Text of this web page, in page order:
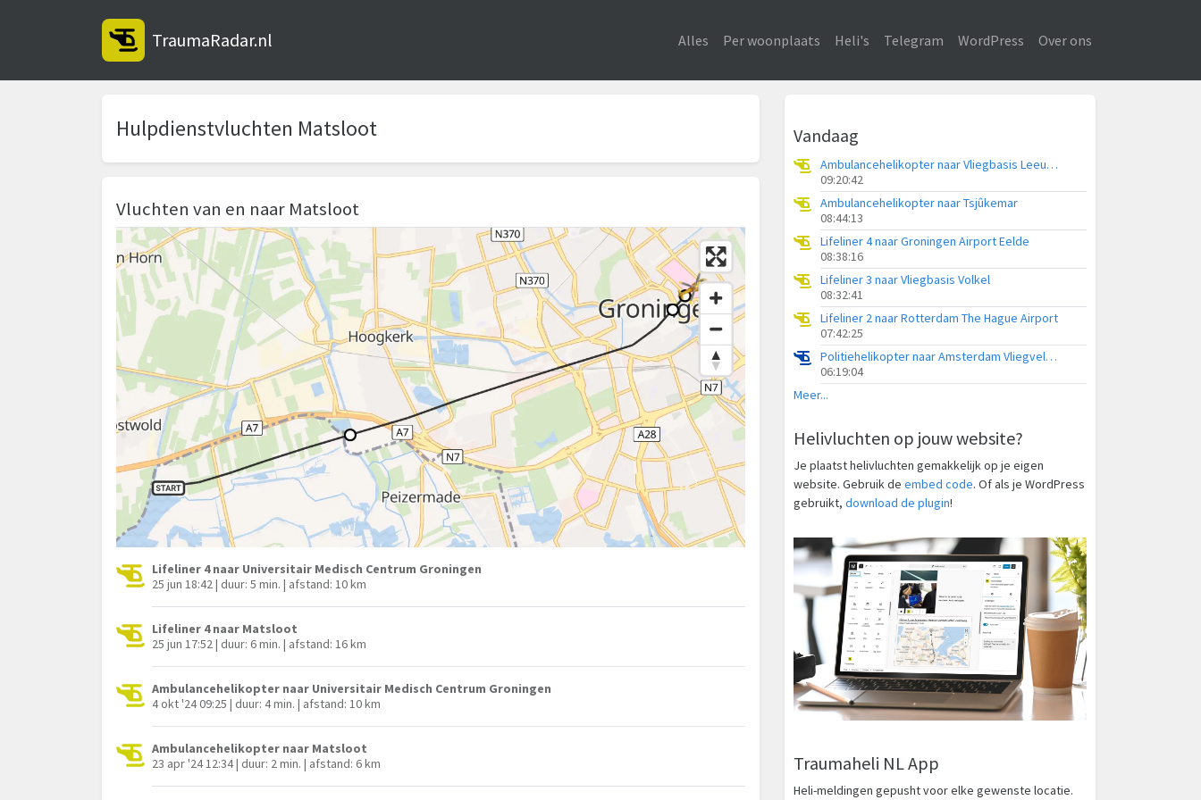
TraumaRadar.nl Alles Per woonplaats Heli's Telegram WordPress Over ons
Hulpdienstvluchten Matsloot
Vluchten van en naar Matsloot
Lifeliner 4 naar Universitair Medisch Centrum Groningen
25 jun 18:42 | duur: 5 min. | afstand: 10 km
Lifeliner 4 naar Matsloot
25 jun 17:52 | duur: 6 min. | afstand: 16 km
Ambulancehelikopter naar Universitair Medisch Centrum Groningen
4 okt '24 09:25 | duur: 4 min. | afstand: 10 km
Ambulancehelikopter naar Matsloot
23 apr '24 12:34 | duur: 2 min. | afstand: 6 km
Vandaag
Ambulancehelikopter naar Vliegbasis Leeuwarden
09:20:42
Ambulancehelikopter naar Tsjûkemar
08:44:13
Lifeliner 4 naar Groningen Airport Eelde
08:38:16
Lifeliner 3 naar Vliegbasis Volkel
08:32:41
Lifeliner 2 naar Rotterdam The Hague Airport
07:42:25
Politiehelikopter naar Amsterdam Vliegveld Schiphol
06:19:04
Meer...
Helivluchten op jouw website?
Je plaatst helivluchten gemakkelijk op je eigen
website. Gebruik de embed code. Of als je WordPress
gebruikt, download de plugin!
Traumaheli NL App
Heli-meldingen gepusht voor elke gewenste locatie.